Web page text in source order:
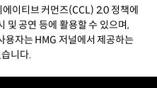
이티브 커먼즈(CCL) 2.0 정책에
및 공연 등에 활용할 수 있으며,
용자는 HMG 저널에서 제공하는
니다.